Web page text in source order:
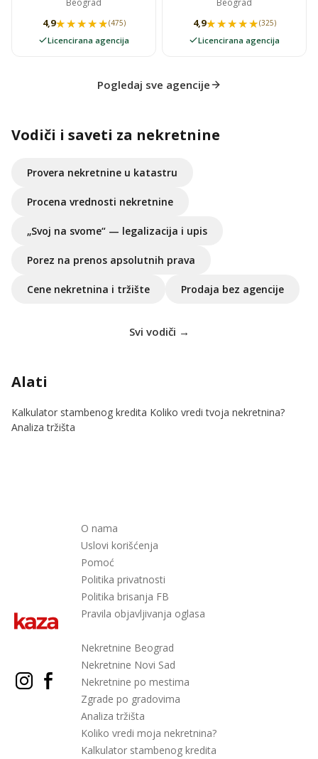
Beograd
4,9★★★★★
★★★★★(475)
Licencirana agencija
Beograd
4,9★★★★★
★★★★★(325)
Licencirana agencija
Pogledaj sve agencije
Vodiči i saveti za nekretnine
Provera nekretnine u katastru
Procena vrednosti nekretnine
„Svoj na svome“ — legalizacija i upis
Porez na prenos apsolutnih prava
Cene nekretnina i tržište Prodaja bez agencije
Svi vodiči →
Alati
Kalkulator stambenog kredita Koliko vredi tvoja nekretnina?
Analiza tržišta
O nama
Uslovi korišćenja
Pomoć
Politika privatnosti
Politika brisanja FB
Pravila objavljivanja oglasa
Nekretnine Beograd
Nekretnine Novi Sad
Nekretnine po mestima
Zgrade po gradovima
Analiza tržišta
Koliko vredi moja nekretnina?
Kalkulator stambenog kredita